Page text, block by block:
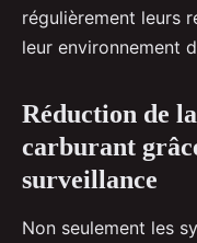
régulièrement leurs
leur environnement
Réduction de
carburant
surveillance
Non seulement les